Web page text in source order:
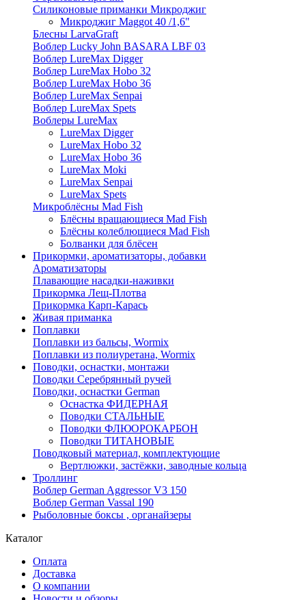
Силиконовые приманки Микроджиг
Микроджиг Maggot 40 /1,6"
Блесны LarvaGraft
Воблер Lucky John BASARA LBF 03
Воблер LureMax Digger
Воблер LureMax Hobo 32
Воблер LureMax Hobo 36
Воблер LureMax Senpai
Воблер LureMax Spets
Воблеры LureMax
LureMax Digger
LureMax Hobo 32
LureMax Hobo 36
LureMax Moki
LureMax Senpai
LureMax Spets
Микроблёсны Mad Fish
Блёсны вращающиеся Mad Fish
Блёсны колеблющиеся Mad Fish
Болванки для блёсен
Прикормки, ароматизаторы, добавки
Ароматизаторы
Плавающие насадки-наживки
Прикормка Лещ-Плотва
Прикормка Карп-Карась
Живая приманка
Поплавки
Поплавки из бальсы, Wormix
Поплавки из полиуретана, Wormix
Поводки, оснастки, монтажи
Поводки Серебрянный ручей
Поводки, оснастки German
Оснастка ФИДЕРНАЯ
Поводки СТАЛЬНЫЕ
Поводки ФЛЮОРОКАРБОН
Поводки ТИТАНОВЫЕ
Поводковый материал, комплектующие
Вертлюжки, застёжки, заводные кольца
Троллинг
Воблер German Aggressor V3 150
Воблер German Vassal 190
Рыболовные боксы , органайзеры
Каталог
Оплата
Доставка
О компании